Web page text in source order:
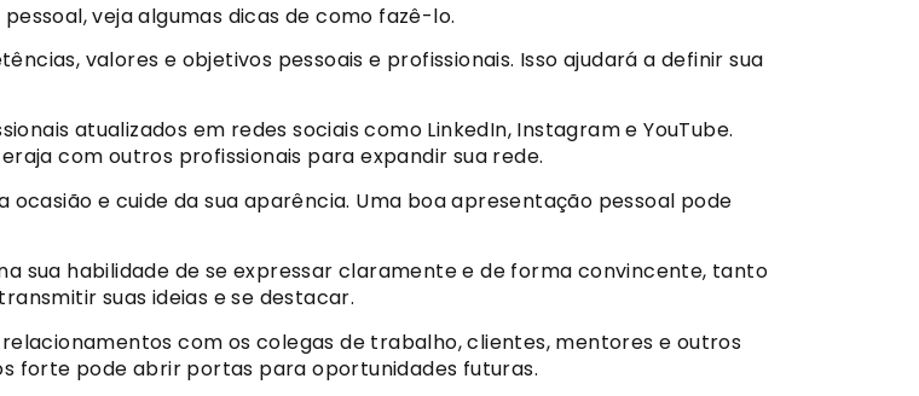
veja algumas dicas de como fazê-lo.
valores e objetivos pessoais e profissionais. Isso ajudará a definir sua
atualizados em redes sociais como LinkedIn, Instagram e YouTube.
com outros profissionais para expandir sua rede.
e cuide da sua aparência. Uma boa apresentação pessoal pode
sua habilidade de se expressar claramente e de forma convincente, tanto
suas ideias e se destacar.
com os colegas de trabalho, clientes, mentores e outros
forte pode abrir portas para oportunidades futuras.